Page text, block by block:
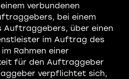
verbundenen
bei einem
Auftraggebers, über einen
im Auftrag des
Rahmen einer
für den Auftraggeber
verpflichtet sich,